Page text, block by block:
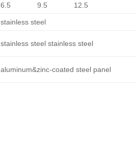
6.5 9.5 12.5
stainless steel
stainless steel stainless steel
aluminum&zinc-coated steel panel